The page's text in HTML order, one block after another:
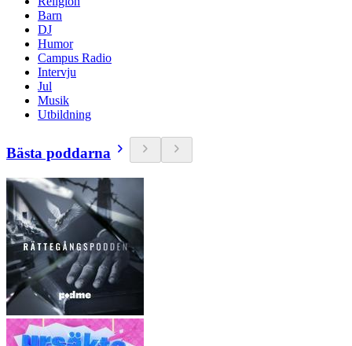
Barn
DJ
Humor
Campus Radio
Intervju
Jul
Musik
Utbildning
Bästa poddarna